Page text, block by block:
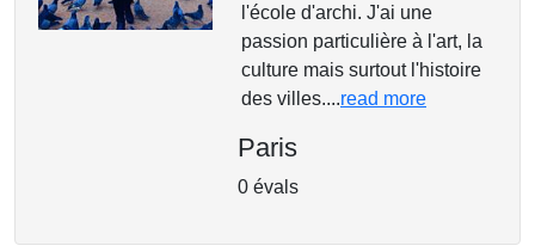
l'école d'archi. J'ai une
passion particulière à l'art, la
culture mais surtout l'histoire
des villes....read more
Paris
0 évals